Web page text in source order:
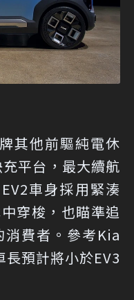
其他前驅純電休
平台，最大續航
車身採用緊湊
穿梭，也瞄準追
費者。參考Kia
長預計將小於EV3